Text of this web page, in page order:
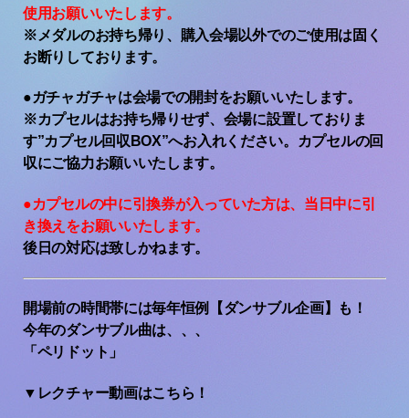
使用お願いいたします。
※メダルのお持ち帰り、購入会場以外でのご使用は固く
お断りしております。
●ガチャガチャは会場での開封をお願いいたします。
※カプセルはお持ち帰りせず、会場に設置しておりま
す”カプセル回収 BOX”へお入れください。カプセルの回
収にご協力お願いいたします。
●カプセルの中に引換券が入っていた方は、当日中に引
き換えをお願いいたします。
後日の対応は致しかねます。
開場前の時間帯には毎年恒例【ダンサブル企画】も！
今年のダンサブル曲は、、、
「ペリドット」
▼レクチャー動画はこちら！